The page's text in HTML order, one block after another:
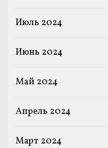
Июль 2024
Июнь 2024
Май 2024
Апрель 2024
Март 2024